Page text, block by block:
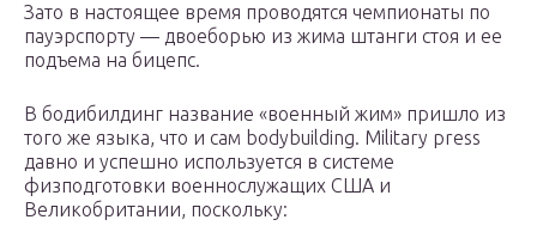
Зато в настоящее время проводятся чемпионаты по
пауэрспорту — двоеборью из жима штанги стоя и ее
подъема на бицепс.
В бодибилдинг название «военный жим» пришло из
того же языка, что и сам bodybuilding. Military press
давно и успешно используется в системе
физподготовки военнослужащих США и
Великобритании, поскольку: